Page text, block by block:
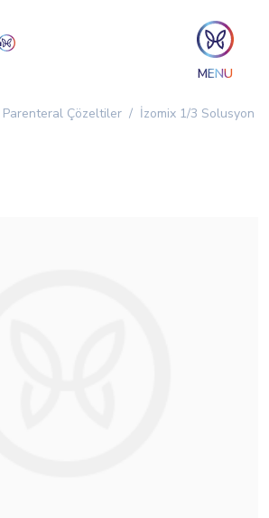
MENU
Parenteral Çözeltiler İzomix 1/3 Solusyon